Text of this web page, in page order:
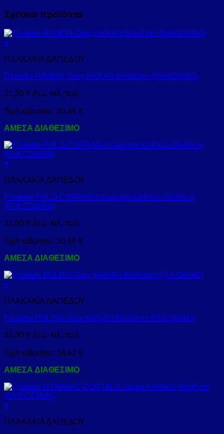
Σχετικά προϊόντα
+
ΠΛΑΚΑΚΙΑ ΔΑΠΕΔΟΥ
Πλακάκι RAMON Grey KARAG 60x60cm (RAMG6060)
21,50 € /(τ.μ, κιλ, τεμ)
Τιμή κιβωτίου: 30,96 €
ΑΜΕΣΑ ΔΙΑΘΕΣΙΜΟ
+
ΠΛΑΚΑΚΙΑ ΔΑΠΕΔΟΥ
Πλακάκι POLO CARRARA Satinato KARAG 60x60cm
(POLCS6060)
21,50 € /(τ.μ, κιλ, τεμ)
Τιμή κιβωτίου: 30,96 €
ΑΜΕΣΑ ΔΙΑΘΕΣΙΜΟ
+
ΠΛΑΚΑΚΙΑ ΔΑΠΕΔΟΥ
Πλακάκι PULPIS Gray KARAG 60x60cm (PULG6060)
23,90 € /(τ.μ, κιλ, τεμ)
Τιμή κιβωτίου: 34,42 €
ΑΜΕΣΑ ΔΙΑΘΕΣΙΜΟ
+
ΠΛΑΚΑΚΙΑ ΔΑΠΕΔΟΥ